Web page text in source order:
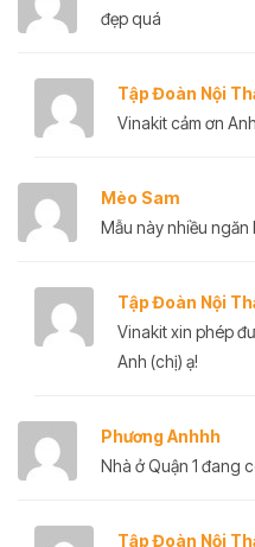
đẹp quá
Tập Đoàn Nội
Vinakit cảm ơn
Mèo Sam
Mẫu này nhiều ngăn
Tập Đoàn Nội
Vinakit xin phép
Anh (chị) ạ!
Phương Anhhh
Nhà ở Quận 1 đang
Tập Đoàn Nội